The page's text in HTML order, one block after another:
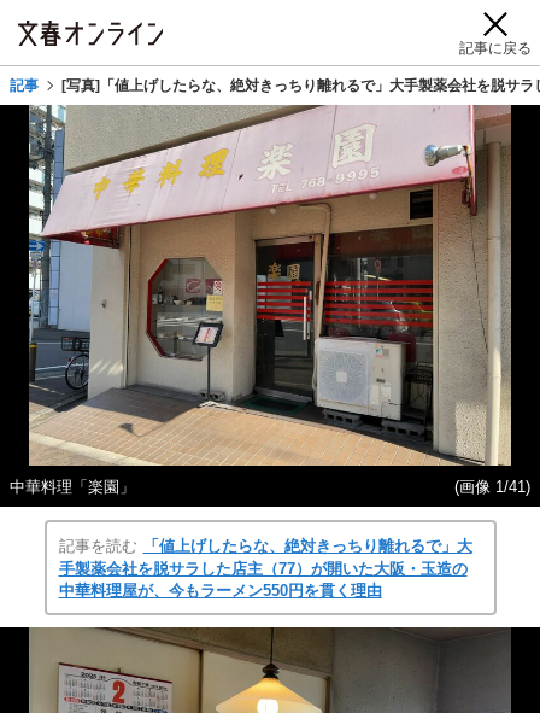
記事に戻る
記事 [写真]「値上げしたらな、絶対きっちり離れるで」大手製薬会社を脱サ
中華料理「楽園」 (画像 1/41)
記事を読む
「値上げしたらな、絶対きっちり離れるで」大
手製薬会社を脱サラした店主（77）が開いた大阪・玉造の
中華料理屋が、今もラーメン550円を貫く理由